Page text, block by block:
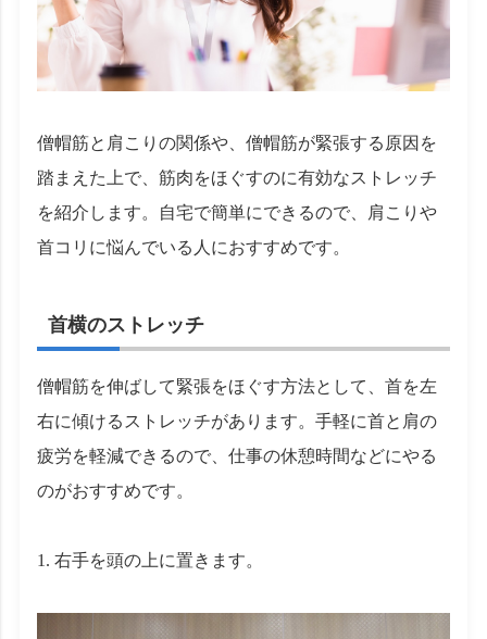
僧帽筋と肩こりの関係や、僧帽筋が緊張する原因を
踏まえた上で、筋肉をほぐすのに有効なストレッチ
を紹介します。自宅で簡単にできるので、肩こりや
首コリに悩んでいる人におすすめです。
首横のストレッチ
僧帽筋を伸ばして緊張をほぐす方法として、首を左
右に傾けるストレッチがあります。手軽に首と肩の
疲労を軽減できるので、仕事の休憩時間などにやる
のがおすすめです。
1. 右手を頭の上に置きます。